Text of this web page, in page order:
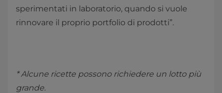
sperimentati in laboratorio, quando si vuole
rinnovare il proprio portfolio di prodotti”.
* Alcune ricette possono richiedere un lotto più
grande.